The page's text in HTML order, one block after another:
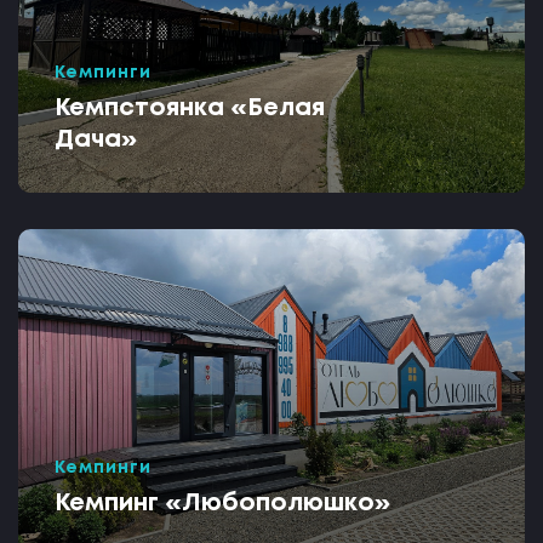
Кемпинги
Кемпстоянка «Белая
Дача»
Кемпинги
Кемпинг «Любополюшко»